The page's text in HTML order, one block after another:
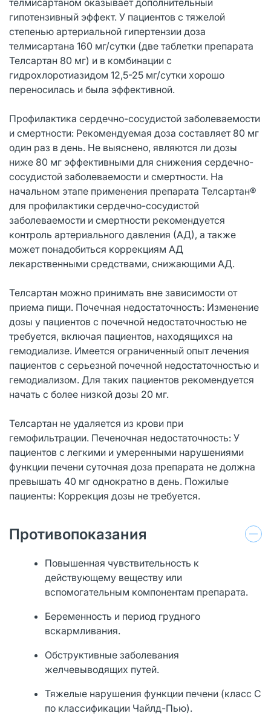
гипотензивный эффект. У пациентов с тяжелой
степенью артериальной гипертензии доза
телмисартана 160 мг/сутки (две таблетки препарата
Телсартан 80 мг) и в комбинации с
гидрохлоротиазидом 12,5-25 мг/сутки хорошо
переносилась и была эффективной.
Профилактика сердечно-сосудистой заболеваемости
и смертности: Рекомендуемая доза составляет 80 мг
один раз в день. Не выяснено, являются ли дозы
ниже 80 мг эффективными для снижения сердечно-
сосудистой заболеваемости и смертности. На
начальном этапе применения препарата Телсартан®
для профилактики сердечно-сосудистой
заболеваемости и смертности рекомендуется
контроль артериального давления (АД), а также
может понадобиться коррекциям АД
лекарственными средствами, снижающими АД.
Телсартан можно принимать вне зависимости от
приема пищи. Почечная недостаточность: Изменение
дозы у пациентов с почечной недостаточностью не
требуется, включая пациентов, находящихся на
гемодиализе. Имеется ограниченный опыт лечения
пациентов с серьезной почечной недостаточностью и
гемодиализом. Для таких пациентов рекомендуется
начать с более низкой дозы 20 мг.
Телсартан не удаляется из крови при
гемофильтрации. Печеночная недостаточность: У
пациентов с легкими и умеренными нарушениями
функции печени суточная доза препарата не должна
превышать 40 мг однократно в день. Пожилые
пациенты: Коррекция дозы не требуется.
Противопоказания
Повышенная чувствительность к
действующему веществу или
вспомогательным компонентам препарата.
Беременность и период грудного
вскармливания.
Обструктивные заболевания
желчевыводящих путей.
Тяжелые нарушения функции печени (класс С
по классификации Чайлд-Пью).